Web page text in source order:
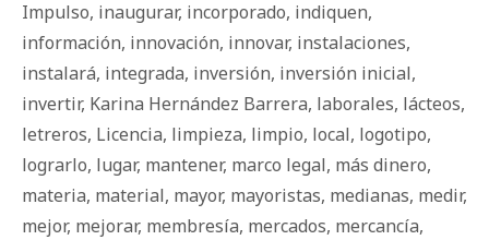
Impulso, inaugurar, incorporado, indiquen,
información, innovación, innovar, instalaciones,
instalará, integrada, inversión, inversión inicial,
invertir, Karina Hernández Barrera, laborales, lácteos,
letreros, Licencia, limpieza, limpio, local, logotipo,
lograrlo, lugar, mantener, marco legal, más dinero,
materia, material, mayor, mayoristas, medianas, medir,
mejor, mejorar, membresía, mercados, mercancía,